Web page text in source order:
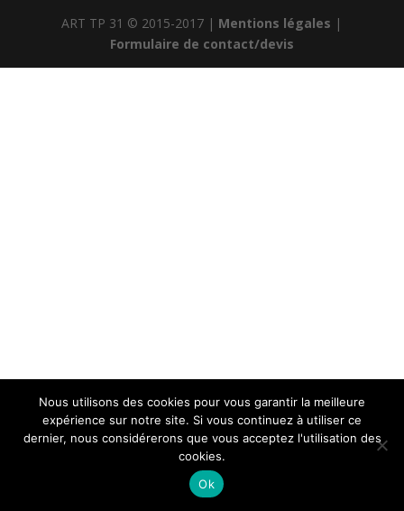
ART TP 31 © 2015-2017 | Mentions légales |
Formulaire de contact/devis
Nous utilisons des cookies pour vous garantir la meilleure
expérience sur notre site. Si vous continuez à utiliser ce
dernier, nous considérerons que vous acceptez l'utilisation des
cookies.
Ok